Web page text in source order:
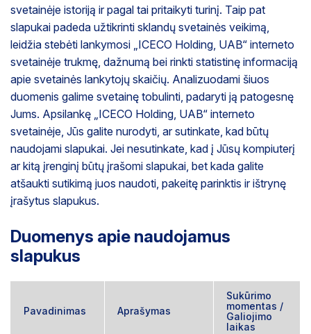
svetainėje istoriją ir pagal tai pritaikyti turinį. Taip pat
slapukai padeda užtikrinti sklandų svetainės veikimą,
leidžia stebėti lankymosi „ICECO Holding, UAB“ interneto
svetainėje trukmę, dažnumą bei rinkti statistinę informaciją
apie svetainės lankytojų skaičių. Analizuodami šiuos
duomenis galime svetainę tobulinti, padaryti ją patogesnę
Jums. Apsilankę „ICECO Holding, UAB“ interneto
svetainėje, Jūs galite nurodyti, ar sutinkate, kad būtų
naudojami slapukai. Jei nesutinkate, kad į Jūsų kompiuterį
ar kitą įrenginį būtų įrašomi slapukai, bet kada galite
atšaukti sutikimą juos naudoti, pakeitę parinktis ir ištrynę
įrašytus slapukus.
Duomenys apie naudojamus
slapukus
Pavadinimas Aprašymas
Sukūrimo
momentas /
Galiojimo
laikas